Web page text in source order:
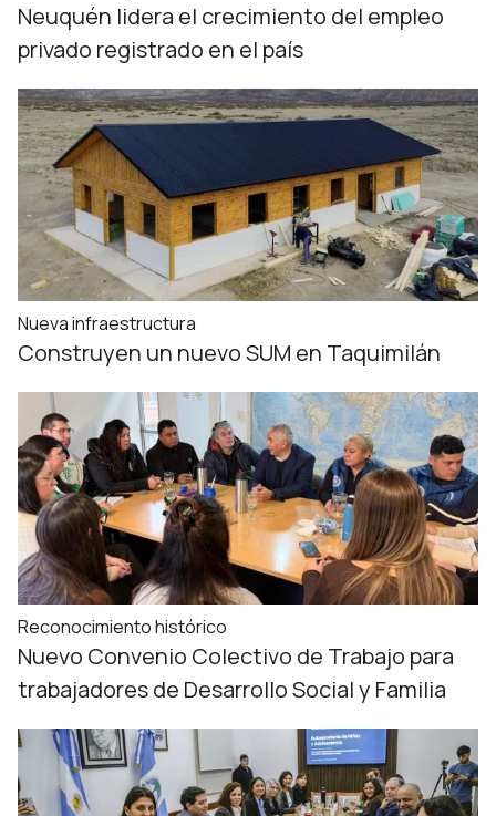
Neuquén lidera el crecimiento del empleo
privado registrado en el país
Nueva infraestructura
Construyen un nuevo SUM en Taquimilán
Reconocimiento histórico
Nuevo Convenio Colectivo de Trabajo para
trabajadores de Desarrollo Social y Familia